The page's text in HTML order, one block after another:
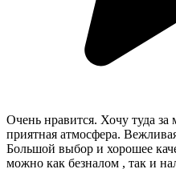
Очень нравится. Хочу туда
приятная атмосфера.
Большой выбор и хорошее
можно как безналом , так и